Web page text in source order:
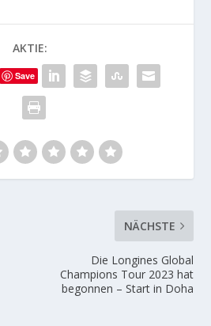
AKTIE:
Save
NÄCHSTE
Die Longines Global
Champions Tour 2023 hat
begonnen – Start in Doha